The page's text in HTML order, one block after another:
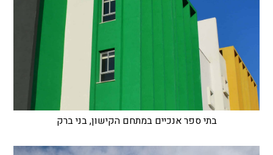
בתי ספר אנכיים במתחם הקישון, בני ברק